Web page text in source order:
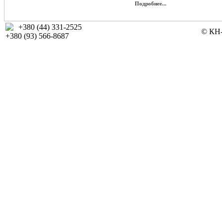
Подробнее...
+380 (44) 331-2525
+380 (93) 566-8687
© КН-